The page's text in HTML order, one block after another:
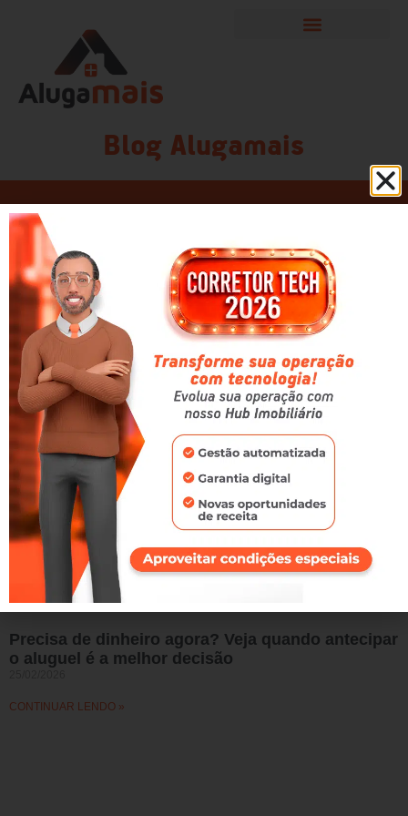
Blog Alugamais
alugado?
Continuar lendo
Precisa de dinheiro agora? Veja quando antecipar
o aluguel é a melhor decisão
CONTINUAR LENDO »